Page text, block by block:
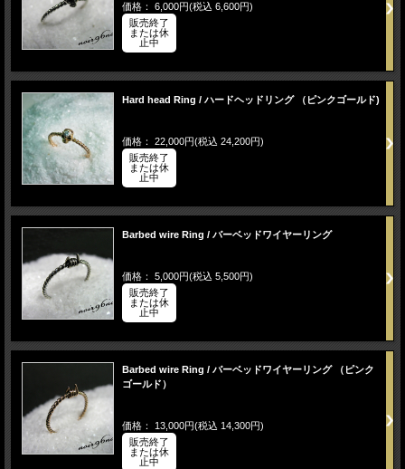
価格： 6,000円(税込 6,600円)
販売終了
または休
止中
Hard head Ring / ハードヘッドリング （ピンクゴールド)
価格： 22,000円(税込 24,200円)
販売終了
または休
止中
Barbed wire Ring / バーベッドワイヤーリング
価格： 5,000円(税込 5,500円)
販売終了
または休
止中
Barbed wire Ring / バーベッドワイヤーリング （ピンク
ゴールド）
価格： 13,000円(税込 14,300円)
販売終了
または休
止中